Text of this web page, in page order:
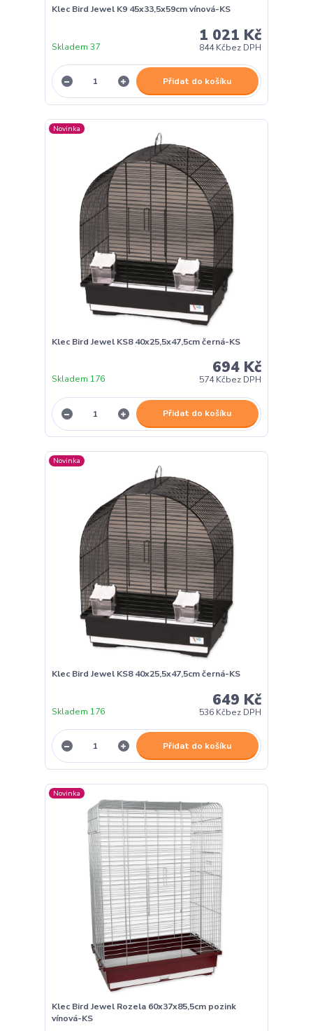
Klec Bird Jewel K9 45x33,5x59cm vínová-KS
1 021 Kč
844 Kčbez DPH
Skladem 37
Přidat do košíku
Novinka
Klec Bird Jewel KS8 40x25,5x47,5cm černá-KS
694 Kč
574 Kčbez DPH
Skladem 176
Přidat do košíku
Novinka
Klec Bird Jewel KS8 40x25,5x47,5cm černá-KS
649 Kč
536 Kčbez DPH
Skladem 176
Přidat do košíku
Novinka
Klec Bird Jewel Rozela 60x37x85,5cm pozink
vínová-KS